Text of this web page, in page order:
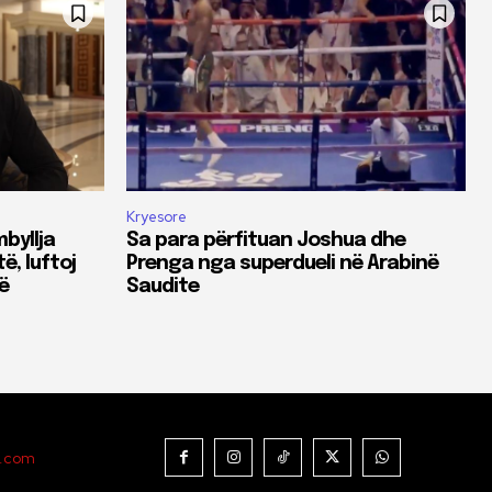
luftoj
Kryesore
Sa para përfituan Joshua dhe
Prenga nga superdueli në Arabinë
Saudite